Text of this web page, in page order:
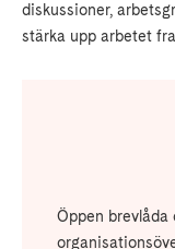
diskussioner,
stärka upp arbetet
Öppen brevlåda